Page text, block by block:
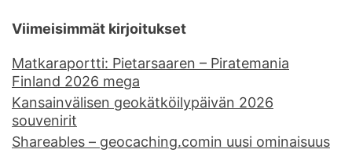
Viimeisimmät kirjoitukset
Matkaraportti: Pietarsaaren – Piratemania
Finland 2026 mega
Kansainvälisen geokätköilypäivän 2026
souvenirit
Shareables – geocaching.comin uusi ominaisuus